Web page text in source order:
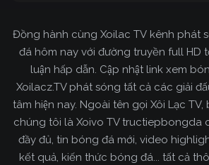
tin về bóng đá cực kỳ bổ ích mỗi
Đồng hành cùng Xoilac TV kênh phát
đá hôm nay với đường truyền full HD
luận hấp dẫn. Cập nhật link xem
Xoilacz.TV phát sóng tất cả các giải
tâm hiện nay. Ngoài tên gọi Xôi Lạc
chúng tôi là Xoivo TV tructiepbongda
đầy đủ, tin bóng đá mới, video
kết quả, kiến thức bóng đá... tất cả